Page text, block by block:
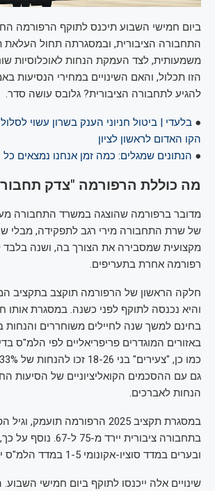
ביום חמישי השבוע תיכנס לתוקף הרפורמה
התחבורה הציבורית, ובמסגרתה תחול העלאת
משמעותית, לצד העמקת הנחות לאוכלוסיות
הזו תכלול, והאם השינויים במחירי הנסיעות
להגיע לתחבורה הציבורית? גלובס עושה סדר.
● בלעדי | ביטול חניוני הענק בשרון עשוי
הקו האדום לראשון לציון
● הנתונים שמגלים: כמה זמן אנחנו נמצאים
מה כוללת הרפורמה "צדק
מדובר ברפורמה שהוצגה במשרד התחבורה
של שרת התחבורה מירי רגב לתפקידה, מבלי
מקצועית שמסבירה את הצורך בה, ושנה
רפורמה אחרת בתעריפים.
והיא נכנסה לתוקף לפני כשנה. במסגרת אותו
גם עם ההסכמים הקואליציוניים של הסיעות
הנחות לאברכים.
במסגרת תקציב 2025 הרפורמה
בתחבורה ציבורית יירד
ובערים במדד סוציו-אקונומי 1-5 במדד הלמ"ס יזכו ל-50% הנחה.
שינויים אלה ייכנסו לתוקף ביום חמישי השבוע.